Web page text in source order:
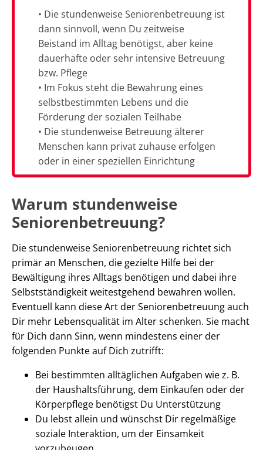
• Die stundenweise Seniorenbetreuung ist
dann sinnvoll, wenn Du zeitweise
Beistand im Alltag benötigst, aber keine
dauerhafte oder sehr intensive Betreuung
bzw. Pflege
• Im Fokus steht die Bewahrung eines
selbstbestimmten Lebens und die
Förderung der sozialen Teilhabe
• Die stundenweise Betreuung älterer
Menschen kann privat zuhause erfolgen
oder in einer speziellen Einrichtung
Warum stundenweise
Seniorenbetreuung?
Die stundenweise Seniorenbetreuung richtet sich
primär an Menschen, die gezielte Hilfe bei der
Bewältigung ihres Alltags benötigen und dabei ihre
Selbstständigkeit weitestgehend bewahren wollen.
Eventuell kann diese Art der Seniorenbetreuung auch
Dir mehr Lebensqualität im Alter schenken. Sie macht
für Dich dann Sinn, wenn mindestens einer der
folgenden Punkte auf Dich zutrifft:
Bei bestimmten alltäglichen Aufgaben wie z. B.
der Haushaltsführung, dem Einkaufen oder der
Körperpflege benötigst Du Unterstützung
Du lebst allein und wünschst Dir regelmäßige
soziale Interaktion, um der Einsamkeit